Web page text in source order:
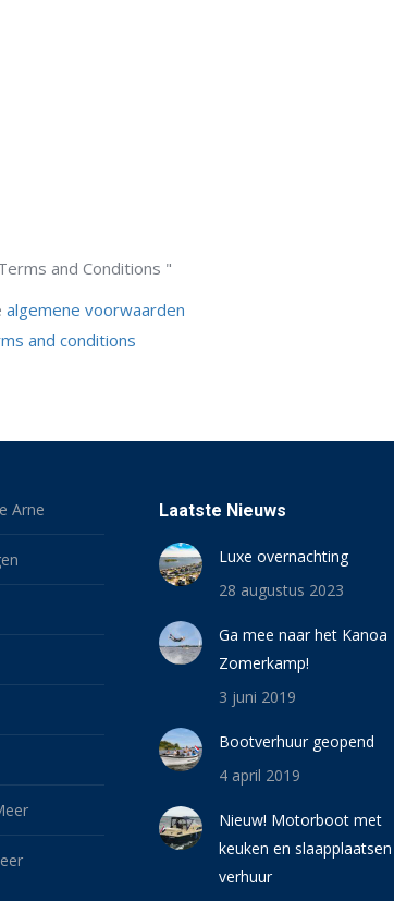
and Conditions "
algemene voorwaarden
and conditions
Arne Laatste Nieuws
Luxe overnachting
28 augustus 2023
Ga mee naar het Kanoa
Zomerkamp!
3 juni 2019
Bootverhuur geopend
4 april 2019
Nieuw! Motorboot met
keuken en
verhuur